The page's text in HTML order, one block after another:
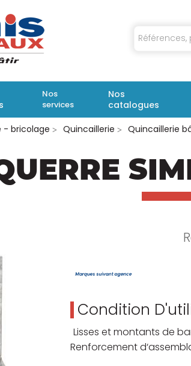
Nos
services
Nos
catalogues
- bricolage Quincaillerie Quincaillerie
Condition
Lisses et montants de
Renforcement